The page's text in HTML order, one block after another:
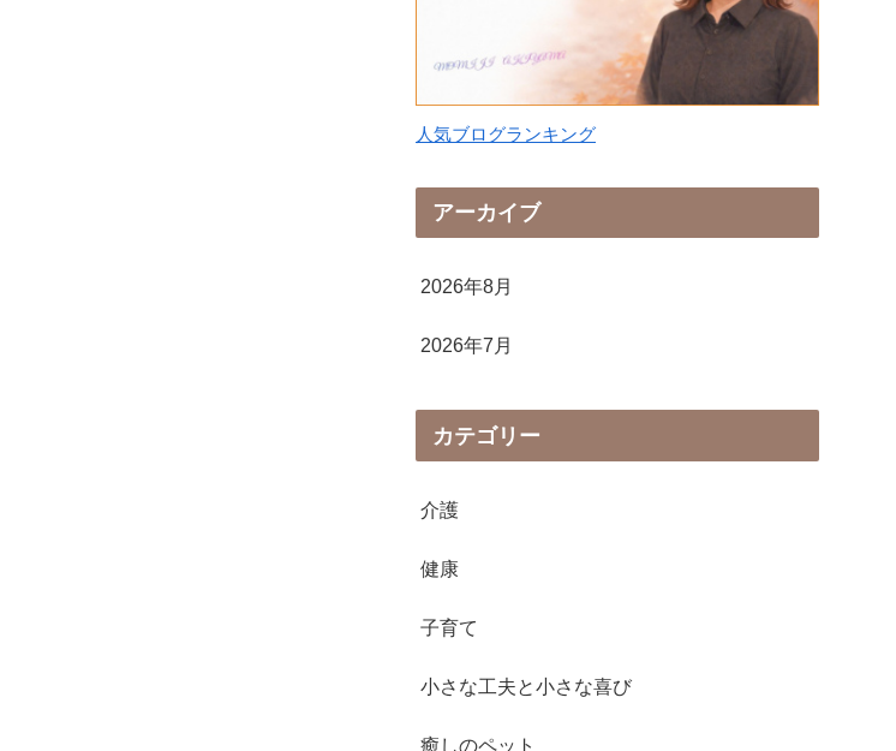
人気ブログランキング
アーカイブ
2026年8月
2026年7月
カテゴリー
介護
健康
子育て
小さな工夫と小さな喜び
癒しのペット